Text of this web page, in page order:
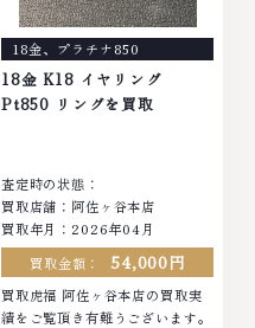
18金、 プラチナ850
18金 K18 イヤリング
Pt850 リングを買取
査定時の状態：
買取店舗：阿佐ヶ谷本店
買取年月：2026年04月
買取金額：
54,000円
買取虎福 阿佐ヶ谷本店の買取実
績をご覧頂き有難うございます。